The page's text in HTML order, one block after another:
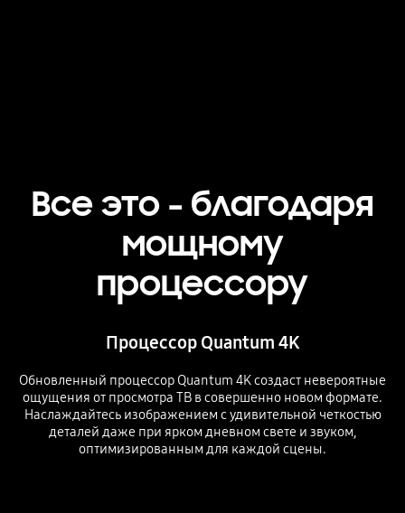
Все это - благодаря
мощному
процессору
Процессор Quantum 4K
Обновленный процессор Quantum 4K создаст невероятные
ощущения от просмотра ТВ в совершенно новом формате.
Наслаждайтесь изображением с удивительной четкостью
деталей даже при ярком дневном свете и звуком,
оптимизированным для каждой сцены.